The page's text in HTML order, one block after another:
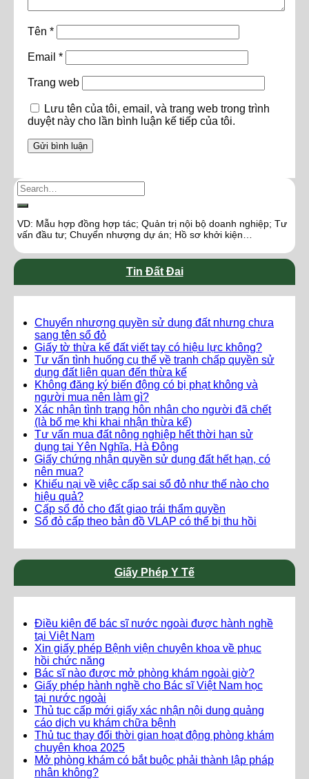
Tên *
Email *
Trang web
Lưu tên của tôi, email, và trang web trong trình
duyệt này cho lần bình luận kế tiếp của tôi.
VD: Mẫu hợp đồng hợp tác; Quản trị nội bộ doanh nghiệp; Tư
vấn đầu tư; Chuyển nhượng dự án; Hồ sơ khởi kiện…
Tin Đất Đai
Chuyển nhượng quyền sử dụng đất nhưng chưa
sang tên sổ đỏ
Giấy tờ thừa kế đất viết tay có hiệu lực không?
Tư vấn tình huống cụ thể về tranh chấp quyền sử
dụng đất liên quan đến thừa kế
Không đăng ký biến động có bị phạt không và
người mua nên làm gì?
Xác nhận tình trạng hôn nhân cho người đã chết
(là bố mẹ khi khai nhận thừa kế)
Tư vấn mua đất nông nghiệp hết thời hạn sử
dụng tại Yên Nghĩa, Hà Đông
Giấy chứng nhận quyền sử dụng đất hết hạn, có
nên mua?
Khiếu nại về việc cấp sai sổ đỏ như thế nào cho
hiệu quả?
Cấp sổ đỏ cho đất giao trái thẩm quyền
Sổ đỏ cấp theo bản đồ VLAP có thể bị thu hồi
Giấy Phép Y Tế
Điều kiện để bác sĩ nước ngoài được hành nghề
tại Việt Nam
Xin giấy phép Bệnh viện chuyên khoa về phục
hồi chức năng
Bác sĩ nào được mở phòng khám ngoài giờ?
Giấy phép hành nghề cho Bác sĩ Việt Nam học
tại nước ngoài
Thủ tục cấp mới giấy xác nhận nội dung quảng
cáo dịch vụ khám chữa bệnh
Thủ tục thay đổi thời gian hoạt động phòng khám
chuyên khoa 2025
Mở phòng khám có bắt buộc phải thành lập pháp
nhân không?